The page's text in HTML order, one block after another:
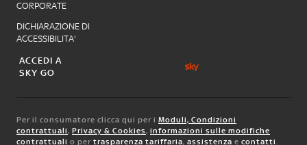
CORPORATE
DICHIARAZIONE DI
ACCESSIBILITA'
ACCEDI A
SKY GO
Per il consumatore clicca qui per i Moduli, Condizioni
contrattuali, Privacy & Cookies, informazioni sulle modifiche
contrattuali o per trasparenza tariffaria, assistenza e contatti.